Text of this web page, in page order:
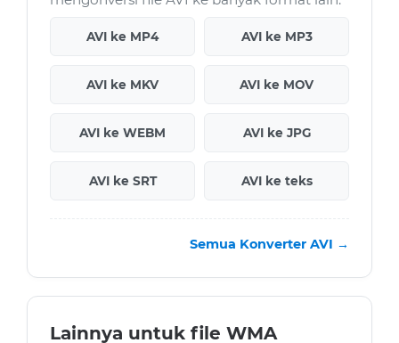
AVI ke MP4 AVI ke MP3
AVI ke MKV AVI ke MOV
AVI ke WEBM AVI ke JPG
AVI ke SRT AVI ke teks
Semua Konverter AVI →
Lainnya untuk file WMA